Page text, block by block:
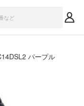
パープル